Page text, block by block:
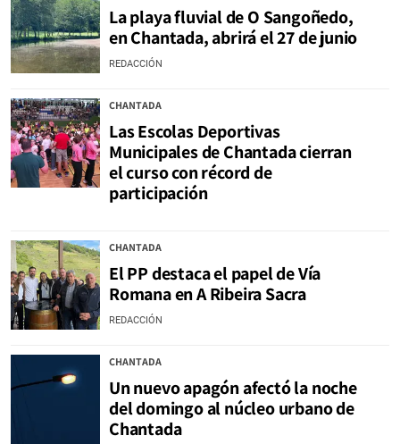
La playa fluvial de O Sangoñedo,
en Chantada, abrirá el 27 de junio
REDACCIÓN
CHANTADA
Las Escolas Deportivas
Municipales de Chantada cierran
el curso con récord de
participación
CHANTADA
El PP destaca el papel de Vía
Romana en A Ribeira Sacra
REDACCIÓN
CHANTADA
Un nuevo apagón afectó la noche
del domingo al núcleo urbano de
Chantada